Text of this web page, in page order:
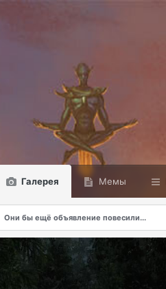
Галерея Мемы
Они бы ещё объявление повесили...